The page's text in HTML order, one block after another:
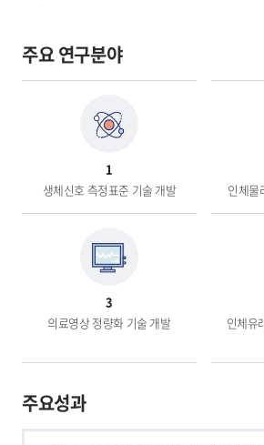
주요 연구분야
1
생체신호 측정표준 기술 개발
인체물
3
의료영상 정량화 기술 개발
인체유
주요성과